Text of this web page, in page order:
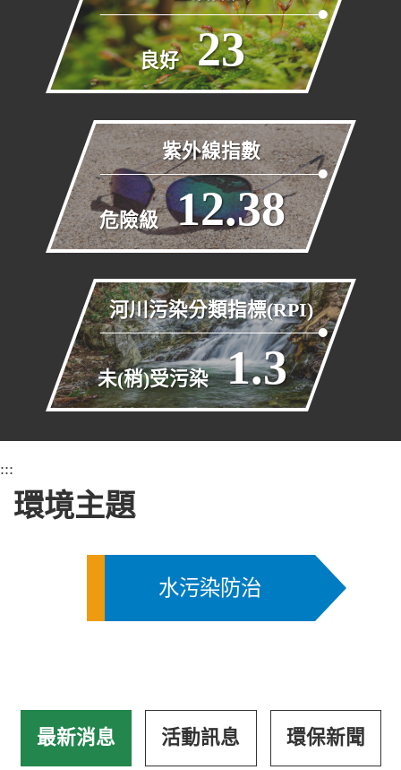
良好 23
紫外線指數
危險級 12.38
河川污染分類指標(RPI)
未(稍)受污染 1.3
:::
環境主題
水污染防治
最新消息 活動訊息 環保新聞